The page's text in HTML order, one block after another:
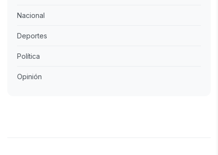
Nacional
Deportes
Política
Opinión